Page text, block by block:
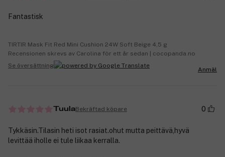
Fantastisk
TIRTIR Mask Fit Red Mini Cushion 24W Soft Beige 4,5 g
Recensionen skrevs av Carolina för ett år sedan | cocopanda.no
Se översättning
Anmäl
TuulaBekräftad köpare 0
Tykkäsin.Tilasin heti isot rasiat.ohut mutta peittävä,hyvä
levittää iholle ei tule liikaa kerralla.